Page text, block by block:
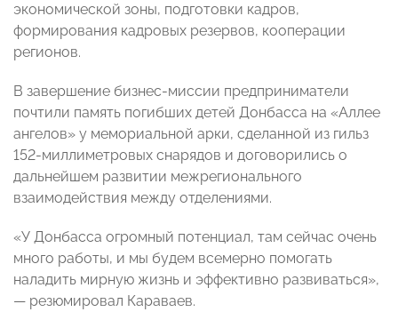
экономической зоны, подготовки кадров,
формирования кадровых резервов, кооперации
регионов.
В завершение бизнес-миссии предприниматели
почтили память погибших детей Донбасса на «Аллее
ангелов» у мемориальной арки, сделанной из гильз
152-миллиметровых снарядов и договорились о
дальнейшем развитии межрегионального
взаимодействия между отделениями.
«У Донбасса огромный потенциал, там сейчас очень
много работы, и мы будем всемерно помогать
наладить мирную жизнь и эффективно развиваться»,
— резюмировал Караваев.